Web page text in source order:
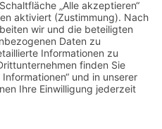
vom 22.6 bis 26.6.2026
Nachmittag am 2.7.2026
– unterstützen Sie unser